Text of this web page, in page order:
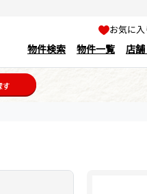
お気に
物件検索 物件一覧 店